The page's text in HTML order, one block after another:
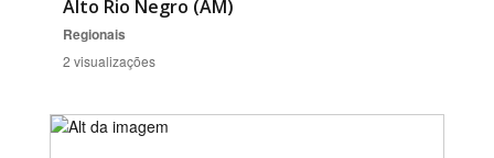
Alto Rio Negro (AM)
Regionais
2 visualizações